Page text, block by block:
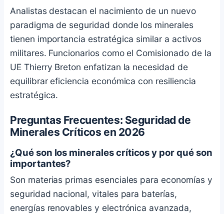
Analistas destacan el nacimiento de un nuevo
paradigma de seguridad donde los minerales
tienen importancia estratégica similar a activos
militares. Funcionarios como el Comisionado de la
UE Thierry Breton enfatizan la necesidad de
equilibrar eficiencia económica con resiliencia
estratégica.
Preguntas Frecuentes: Seguridad de
Minerales Críticos en 2026
¿Qué son los minerales críticos y por qué son
importantes?
Son materias primas esenciales para economías y
seguridad nacional, vitales para baterías,
energías renovables y electrónica avanzada,